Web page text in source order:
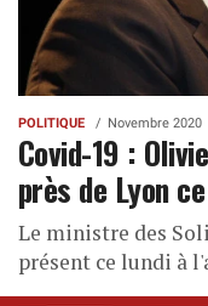
POLITIQUE Novembre 2020
Covid-19 :
près de Lyon
Le ministre des
présent ce lundi à